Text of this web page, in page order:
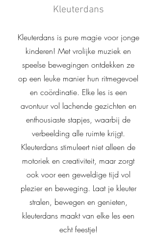
Kleuterdans
Kleuterdans is pure magie voor jonge
kinderen! Met vrolijke muziek en
speelse bewegingen ontdekken ze
op een leuke manier hun ritmegevoel
en coördinatie. Elke les is een
avontuur vol lachende gezichten en
enthousiaste stapjes, waarbij de
verbeelding alle ruimte krijgt.
Kleuterdans stimuleert niet alleen de
motoriek en creativiteit, maar zorgt
ook voor een geweldige tijd vol
plezier en beweging. Laat je kleuter
stralen, bewegen en genieten,
kleuterdans maakt van elke les een
echt feestje!